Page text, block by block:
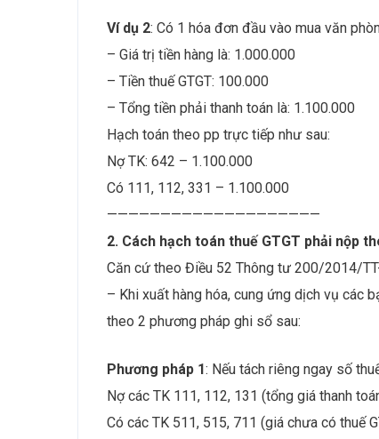
Ví dụ 2: Có 1 hóa đơn đầu vào mua văn
– Giá trị tiền hàng là: 1.000.000
– Tiền thuế GTGT: 100.000
– Tổng tiền phải thanh toán là: 1.100.000
Hạch toán theo pp trực tiếp như sau:
Nợ TK: 642 – 1.100.000
Có 111, 112, 331 – 1.100.000
————————————————————
2. Cách hạch toán thuế GTGT phải nộp
Căn cứ theo Điều 52 Thông tư 200/2014/
– Khi xuất hàng hóa, cung ứng dịch vụ các
theo 2 phương pháp ghi sổ sau:
Phương pháp 1: Nếu tách riêng ngay số
Nợ các TK 111, 112, 131 (tổng giá thanh
Có các TK 511, 515, 711 (giá chưa có thuế